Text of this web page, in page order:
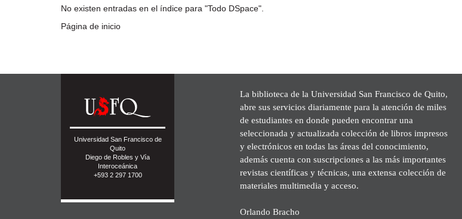
No existen entradas en el índice para "Todo DSpace".
Página de inicio
Universidad San Francisco de
Quito
Diego de Robles y Vía
Interoceánica
+593 2 297 1700
La biblioteca de la Universidad San Francisco de Quito,
abre sus servicios diariamente para la atención de miles
de estudiantes en donde pueden encontrar una
seleccionada y actualizada colección de libros impresos
y electrónicos en todas las áreas del conocimiento,
además cuenta con suscripciones a las más importantes
revistas científicas y técnicas, una extensa colección de
materiales multimedia y acceso.
Orlando Bracho